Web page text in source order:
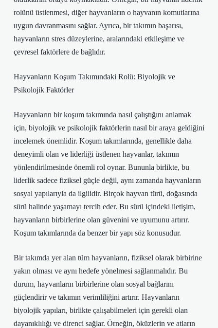
rolünü üstlenmesi, diğer hayvanların o hayvanın komutlarına
uygun davranmasını sağlar. Ayrıca, bir takımın başarısı,
hayvanların stres düzeylerine, aralarındaki etkileşime ve
çevresel faktörlere de bağlıdır.
Hayvanların Koşum Takımındaki Rolü: Biyolojik ve
Psikolojik Faktörler
Hayvanların bir koşum takımında nasıl çalıştığını anlamak
için, biyolojik ve psikolojik faktörlerin nasıl bir araya geldiğini
incelemek önemlidir. Koşum takımlarında, genellikle daha
deneyimli olan ve liderliği üstlenen hayvanlar, takımın
yönlendirilmesinde önemli rol oynar. Bununla birlikte, bu
liderlik sadece fiziksel güçle değil, aynı zamanda hayvanların
sosyal yapılarıyla da ilgilidir. Birçok hayvan türü, doğasında
sürü halinde yaşamayı tercih eder. Bu sürü içindeki iletişim,
hayvanların birbirlerine olan güvenini ve uyumunu artırır.
Koşum takımlarında da benzer bir yapı söz konusudur.
Bir takımda yer alan tüm hayvanların, fiziksel olarak birbirine
yakın olması ve aynı hedefe yönelmesi sağlanmalıdır. Bu
durum, hayvanların birbirlerine olan sosyal bağlarını
güçlendirir ve takımın verimliliğini artırır. Hayvanların
biyolojik yapıları, birlikte çalışabilmeleri için gerekli olan
dayanıklılığı ve direnci sağlar. Örneğin, öküzlerin ve atların